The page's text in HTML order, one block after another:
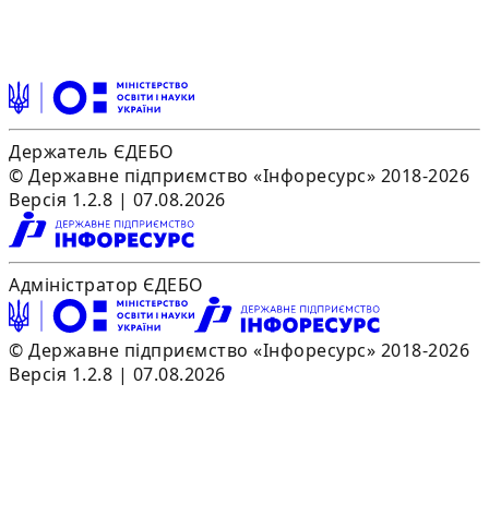
Держатель ЄДЕБО
© Державне підприємство «Інфоресурс» 2018-2026
Версія 1.2.8 | 07.08.2026
Адміністратор ЄДЕБО
© Державне підприємство «Інфоресурс» 2018-2026
Версія 1.2.8 | 07.08.2026